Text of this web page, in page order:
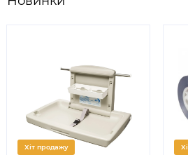
Хіт продажу